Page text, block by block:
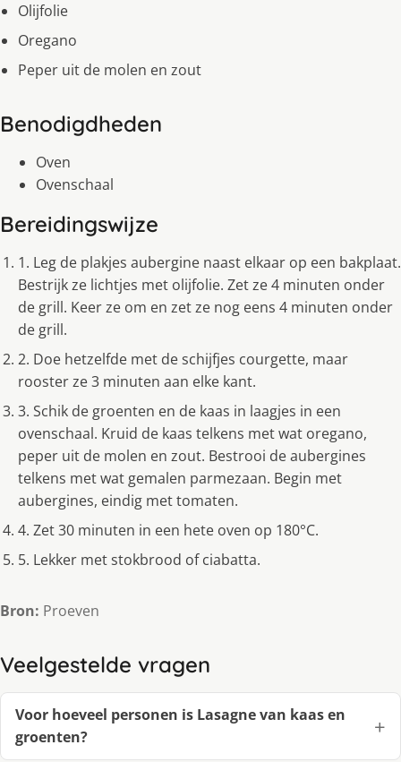
Olijfolie
Oregano
Peper uit de molen en zout
Benodigdheden
Oven
Ovenschaal
Bereidingswijze
1. Leg de plakjes aubergine naast elkaar op een bakplaat.
Bestrijk ze lichtjes met olijfolie. Zet ze 4 minuten onder
de grill. Keer ze om en zet ze nog eens 4 minuten onder
de grill.
2. Doe hetzelfde met de schijfjes courgette, maar
rooster ze 3 minuten aan elke kant.
3. Schik de groenten en de kaas in laagjes in een
ovenschaal. Kruid de kaas telkens met wat oregano,
peper uit de molen en zout. Bestrooi de aubergines
telkens met wat gemalen parmezaan. Begin met
aubergines, eindig met tomaten.
4. Zet 30 minuten in een hete oven op 180°C.
5. Lekker met stokbrood of ciabatta.
Bron: Proeven
Veelgestelde vragen
Voor hoeveel personen is Lasagne van kaas en
groenten?